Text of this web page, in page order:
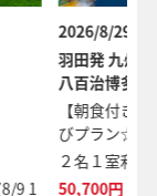
9 1
2026/8/29
羽田発 九州 2
八百治博多ホ
【朝食付き
びプラン☆九
２名１室利
50,700円